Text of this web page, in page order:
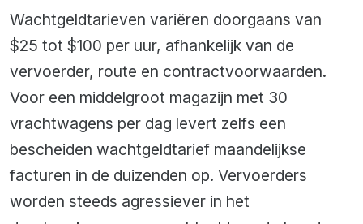
Wachtgeldtarieven variëren doorgaans van
$25 tot $100 per uur, afhankelijk van de
vervoerder, route en contractvoorwaarden.
Voor een middelgroot magazijn met 30
vrachtwagens per dag levert zelfs een
bescheiden wachtgeldtarief maandelijkse
facturen in de duizenden op. Vervoerders
worden steeds agressiever in het